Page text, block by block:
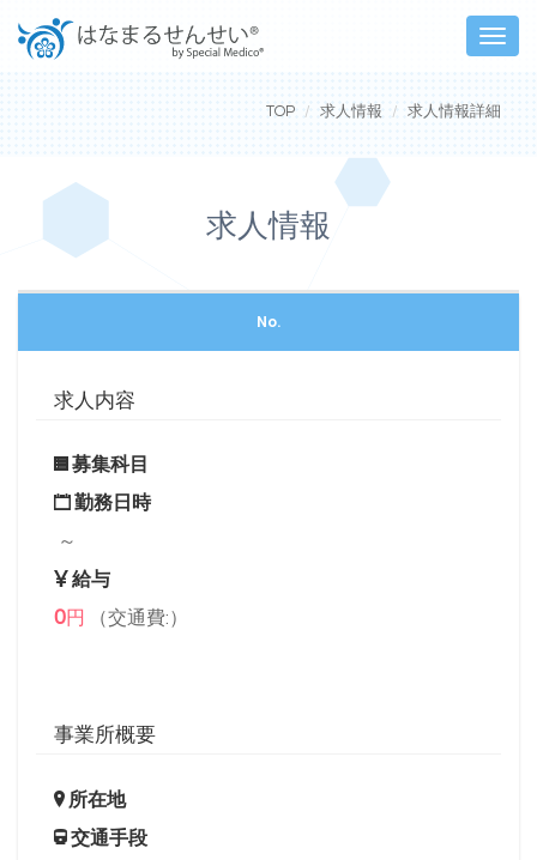
Toggle
TOP 求人情報 求人情報詳細
求人情報
No.
求人内容
募集科目
勤務日時
～
給与
0円 （交通費:）
事業所概要
所在地
交通手段